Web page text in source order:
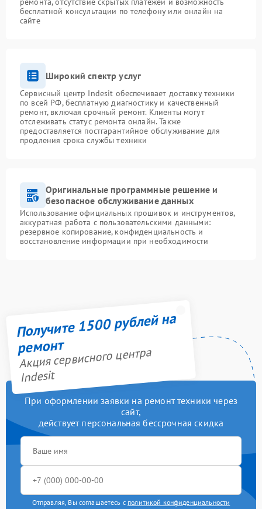
бесплатной консультации по телефону или онлайн на
сайте
Широкий спектр услуг
Сервисный центр Indesit обеспечивает доставку техники
по всей РФ, бесплатную диагностику и качественный
ремонт, включая срочный ремонт. Клиенты могут
отслеживать статус ремонта онлайн. Также
предоставляется постгарантийное обслуживание для
продления срока службы техники
Оригинальные программные решение и
безопасное обслуживание данных
Использование официальных прошивок и инструментов,
аккуратная работа с пользовательскими данными:
резервное копирование, конфиденциальность и
восстановление информации при необходимости
Получите 1500 рублей на
ремонт
Акция сервисного центра
Indesit
При оформлении заявки на ремонт техники через
сайт,
действует персональная бессрочная скидка
Отправляя, Вы соглашаетесь с политикой конфиденциальности